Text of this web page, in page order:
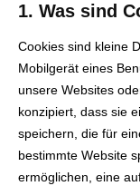
1. Was sind
Cookies sind kleine
Mobilgerät eines
unsere Websites
konzipiert, dass sie
speichern, die für
bestimmte Website
ermöglichen, eine